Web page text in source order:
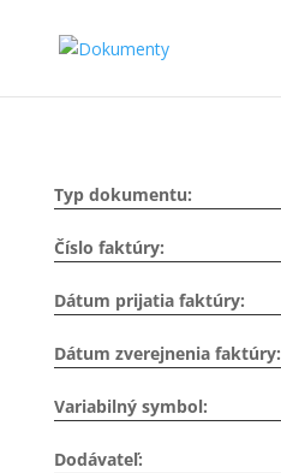
Typ dokumentu:
Číslo faktúry:
Dátum prijatia faktúry:
Dátum zverejnenia faktúry:
Variabilný symbol:
Dodávateľ: